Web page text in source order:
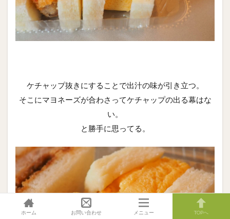
ケチャップ抜きにすることで出汁の味が引き立つ。
そこにマヨネーズが合わさってケチャップの出る幕はな
い。
と勝手に思ってる。
ホーム お問い合わせ メニュー TOPへ